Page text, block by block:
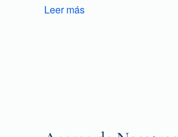
Leer más